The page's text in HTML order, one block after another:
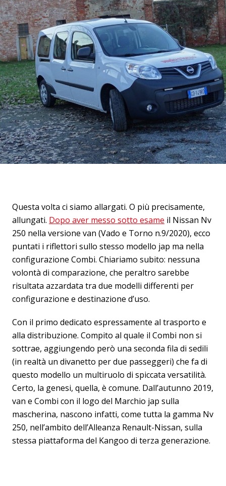
Questa volta ci siamo allargati. O più precisamente,
allungati. Dopo aver messo sotto esame il Nissan Nv
250 nella versione van (Vado e Torno n.9/2020), ecco
puntati i riflettori sullo stesso modello jap ma nella
configurazione Combi. Chiariamo subito: nessuna
volontà di comparazione, che peraltro sarebbe
risultata azzardata tra due modelli differenti per
configurazione e destinazione d’uso.
Con il primo dedicato espressamente al trasporto e
alla distribuzione. Compito al quale il Combi non si
sottrae, aggiungendo però una seconda fila di sedili
(in realtà un divanetto per due passeggeri) che fa di
questo modello un multiruolo di spiccata versatilità.
Certo, la genesi, quella, è comune. Dall’autunno 2019,
van e Combi con il logo del Marchio jap sulla
mascherina, nascono infatti, come tutta la gamma Nv
250, nell’ambito dell’Alleanza Renault-Nissan, sulla
stessa piattaforma del Kangoo di terza generazione.